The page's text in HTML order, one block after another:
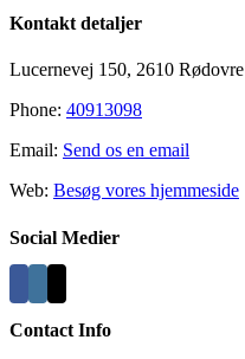
Kontakt detaljer
Lucernevej 150, 2610 Rødovre
Phone: 40913098
Email: Send os en email
Web: Besøg vores hjemmeside
Social Medier
Contact Info